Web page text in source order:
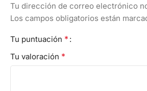
Tu dirección de correo electrónico
Los campos obligatorios están
Tu puntuación *
Tu valoración *